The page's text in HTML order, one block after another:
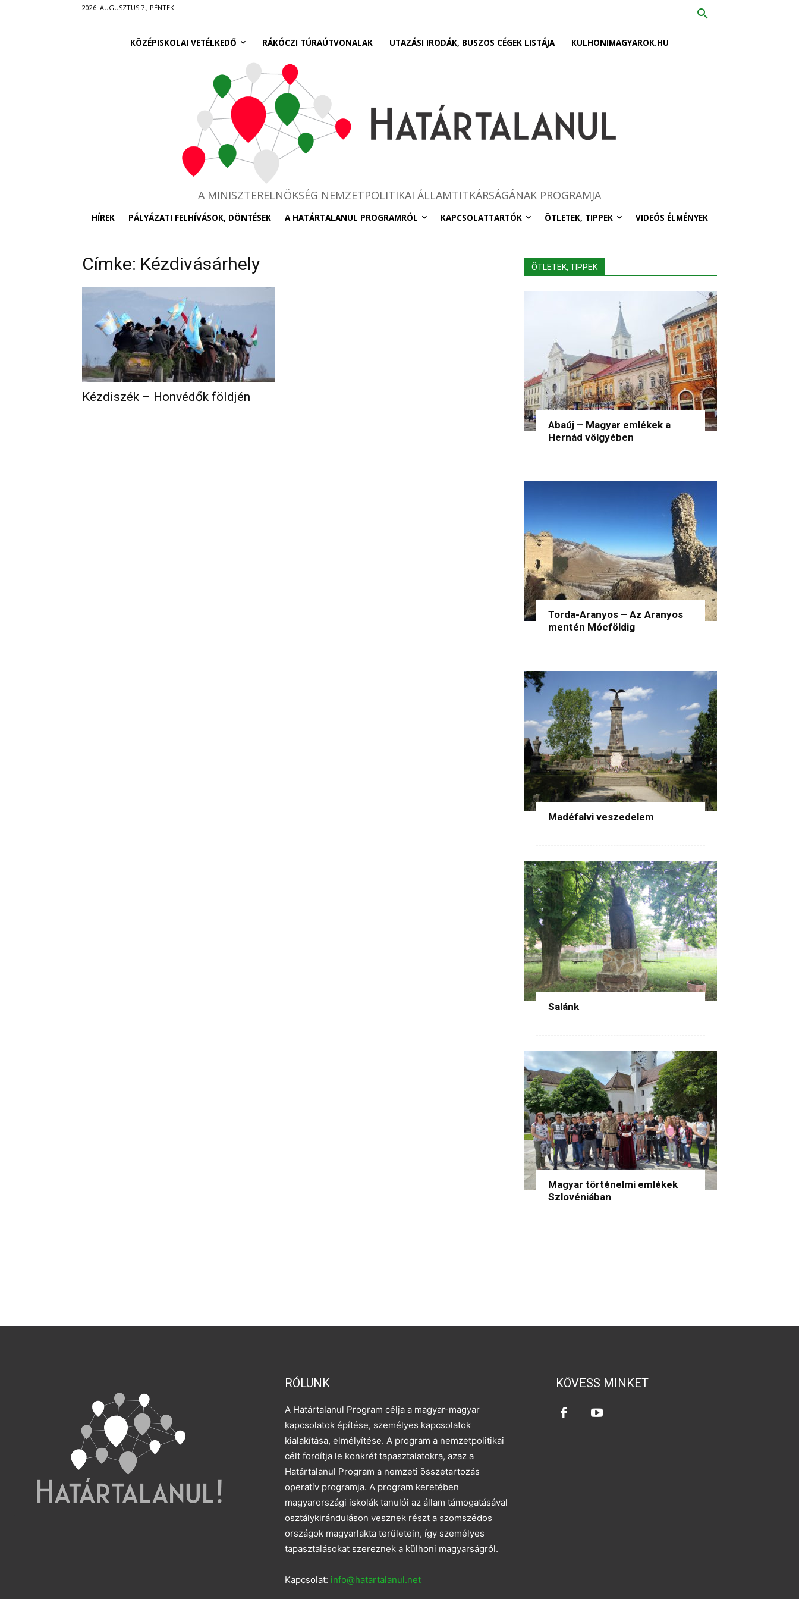
2026. AUGUSZTUS 7., PÉNTEK
KÖZÉPISKOLAI VETÉLKEDŐ RÁKÓCZI TÚRAÚTVONALAK UTAZÁSI IRODÁK, BUSZOS CÉGEK LISTÁJA KULHONIMAGYAROK.HU
A MINISZTERELNÖKSÉG NEMZETPOLITIKAI ÁLLAMTITKÁRSÁGÁNAK PROGRAMJA
HÍREK PÁLYÁZATI FELHÍVÁSOK, DÖNTÉSEK A HATÁRTALANUL PROGRAMRÓL KAPCSOLATTARTÓK ÖTLETEK, TIPPEK VIDEÓS ÉLMÉNYEK
Címke: Kézdivásárhely
Kézdiszék – Honvédők földjén
ÖTLETEK, TIPPEK
Abaúj – Magyar emlékek a
Hernád völgyében
Torda-Aranyos – Az Aranyos
mentén Mócföldig
Madéfalvi veszedelem
Salánk
Magyar történelmi emlékek
Szlovéniában
RÓLUNK
A Határtalanul Program célja a magyar-magyar
kapcsolatok építése, személyes kapcsolatok
kialakítása, elmélyítése. A program a nemzetpolitikai
célt fordítja le konkrét tapasztalatokra, azaz a
Határtalanul Program a nemzeti összetartozás
operatív programja. A program keretében
magyarországi iskolák tanulói az állam támogatásával
osztálykiránduláson vesznek részt a szomszédos
országok magyarlakta területein, így személyes
tapasztalásokat szereznek a külhoni magyarságról.
Kapcsolat: info@hatartalanul.net
KÖVESS MINKET